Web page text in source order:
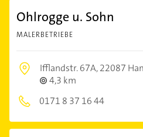
Ohlrogge u. Sohn
MALERBETRIEBE
Ifflandstr. 67A,22087
4,3 km
0171 8 37 16 44